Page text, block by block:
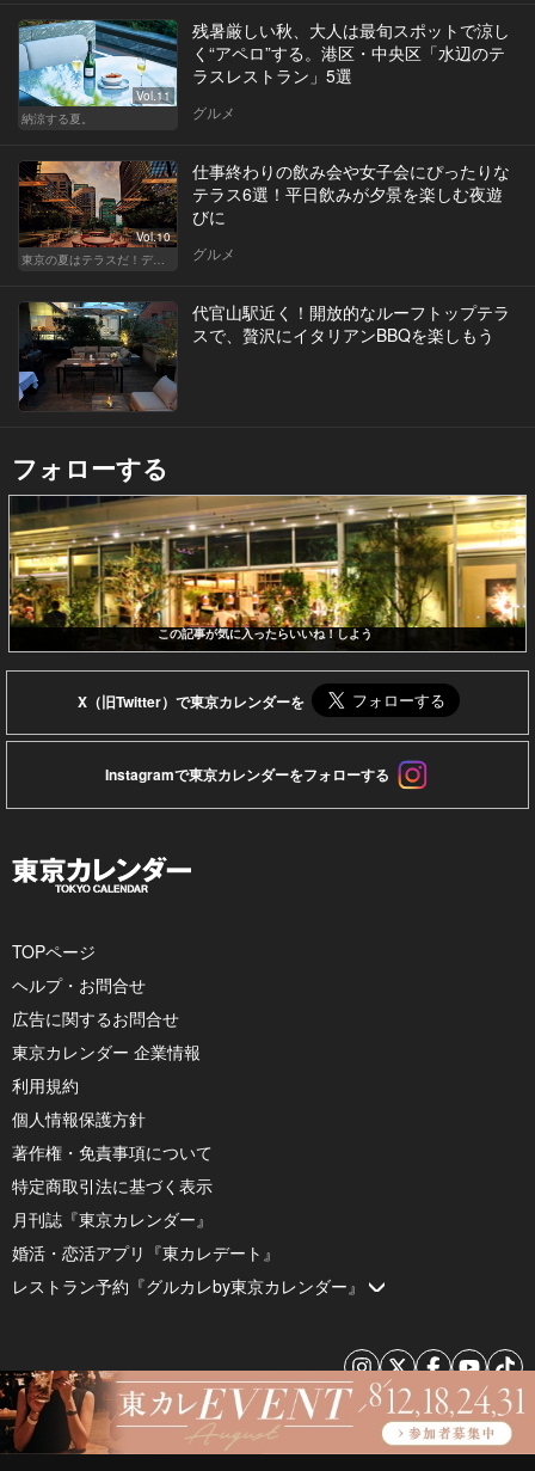
Vol.11
納涼する夏。
残暑厳しい秋、大人は最旬スポットで涼し
く“アペロ”する。港区・中央区「水辺のテ
ラスレストラン」5選
グルメ
Vol.10
仕事終わりの飲み会や女子会にぴったりな
テラス6選！平日飲みが夕景を楽しむ夜遊
びに
グルメ
代官山駅近く！開放的なルーフトップテラ
スで、贅沢にイタリアンBBQを楽しもう
フォローする
この記事が気に入ったらいいね！しよう
X（旧Twitter）で東京カレンダーを
Instagramで東京カレンダーをフォローする
TOPページ
ヘルプ・お問合せ
広告に関するお問合せ
東京カレンダー 企業情報
利用規約
個人情報保護方針
著作権・免責事項について
特定商取引法に基づく表示
月刊誌『東京カレンダー』
婚活・恋活アプリ『東カレデート』
レストラン予約『グルカレby東京カレンダー』
© 2026 by Tokyo Calendar, Inc.